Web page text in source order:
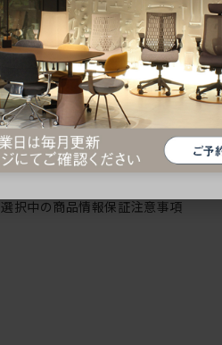
【ITOKI の企業コンセプト】 明日
たちは、心と身体の健康を維持し、
い創造性を発揮し、そして価値ある
く、そういった、人びとの「働く」
私たちは、常に「人」を中心に据え
る、新鮮で価値ある、充実した「働
「空間」「環境」「場」づくりを実
選択中の商品情報保証注意事項